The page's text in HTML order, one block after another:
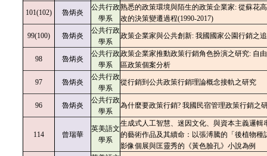
101(102) 魯炳炎
公共行政
學系
熟悉的政策環境與陌生的政策企業家: 從蘇花
改的決策變遷過程(1990-2017)
99(100) 魯炳炎
公共行政
學系
政策企業家與公共創新: 我國國家公園行銷之
98 魯炳炎
公共行政
學系
政策企業家推動政策行銷角色扮演之研究: 自
區政策個案分析
97 魯炳炎
公共行政
學系
從行銷到公共政策行銷理論概念接軌之研究
96 魯炳炎
公共行政
學系
為什麼要政策行銷? 我國民宿管理政策行銷之
114 曾瑞華
英美語文
學系
生成式人工智慧、迷因文化、與資本主義邏輯
的藝術作品及其續命：以張溥騰的「後植物種
影像個展與匡靈秀的《黃色臉孔》小說為例